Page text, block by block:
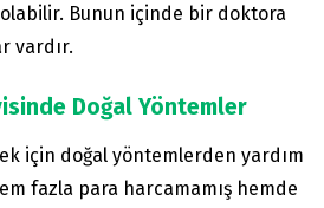
Bunun içinde bir doktora
vardır.
Doğal Yöntemler
için doğal yöntemlerden yardım
fazla para harcamamış hemde